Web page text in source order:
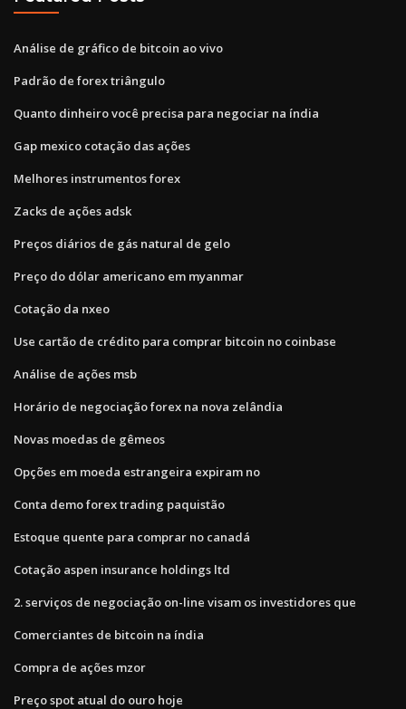
Análise de gráfico de bitcoin ao vivo
Padrão de forex triângulo
Quanto dinheiro você precisa para negociar na índia
Gap mexico cotação das ações
Melhores instrumentos forex
Zacks de ações adsk
Preços diários de gás natural de gelo
Preço do dólar americano em myanmar
Cotação da nxeo
Use cartão de crédito para comprar bitcoin no coinbase
Análise de ações msb
Horário de negociação forex na nova zelândia
Novas moedas de gêmeos
Opções em moeda estrangeira expiram no
Conta demo forex trading paquistão
Estoque quente para comprar no canadá
Cotação aspen insurance holdings ltd
2. serviços de negociação on-line visam os investidores que
Comerciantes de bitcoin na índia
Compra de ações mzor
Preço spot atual do ouro hoje